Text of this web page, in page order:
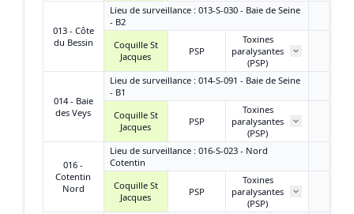
013 - Côte
du Bessin
Lieu de surveillance : 013-S-030 - Baie de Seine
- B2
Coquille St
Jacques
PSP
Toxines
paralysantes
(PSP)
014 - Baie
des Veys
Lieu de surveillance : 014-S-091 - Baie de Seine
- B1
Coquille St
Jacques
PSP
Toxines
paralysantes
(PSP)
016 -
Cotentin
Nord
Lieu de surveillance : 016-S-023 - Nord
Cotentin
Coquille St
Jacques
PSP
Toxines
paralysantes
(PSP)